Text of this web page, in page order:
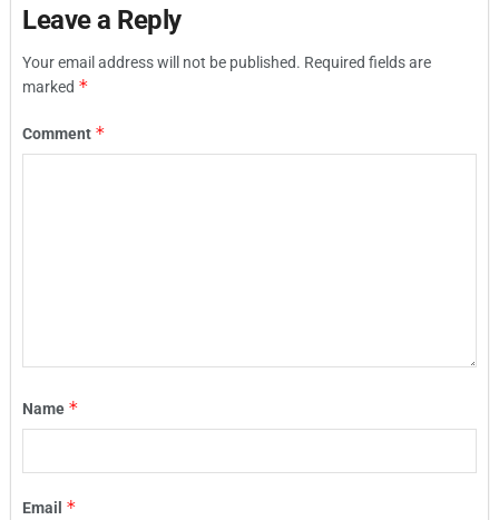
Leave a Reply
Your email address will not be published. Required fields are
marked *
Comment *
Name *
Email *